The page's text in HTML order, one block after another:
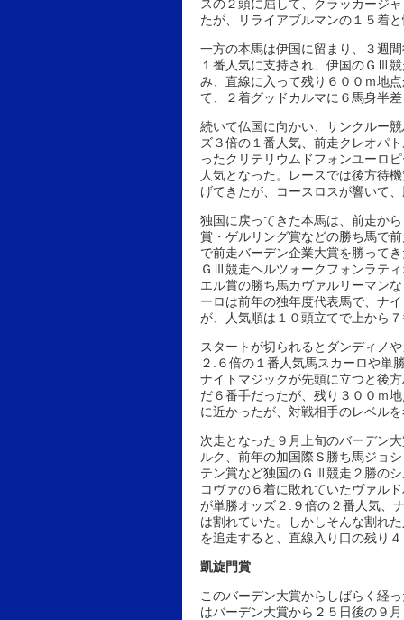
スの２頭に屈して、クラッカージ
たが、リライアブルマンの１５着
一方の本馬は伊国に留まり、３週
１番人気に支持され、伊国のＧⅢ
み、直線に入って残り６００ｍ地
て、２着グッドカルマに６馬身半
続いて仏国に向かい、サンクルー
ズ３倍の１番人気、前走クレオパ
ったクリテリウムドフォンユーロ
人気となった。レースでは後方待
げてきたが、コースロスが響いて
独国に戻ってきた本馬は、前走か
賞・ゲルリング賞などの勝ち馬で
で前走バーデン企業大賞を勝って
ＧⅢ競走ヘルツォークフォンラテ
エル賞の勝ち馬カヴァルリーマン
ーロは前年の独年度代表馬で、ナ
が、人気順は１０頭立てで上から
スタートが切られるとダンディノ
２.６倍の１番人気馬スカーロや単
ナイトマジックが先頭に立つと後
だ６番手だったが、残り３００ｍ
に近かったが、対戦相手のレベル
次走となった９月上旬のバーデン
ルク、前年の加国際Ｓ勝ち馬ジョ
テン賞など独国のＧⅢ競走２勝の
コヴァの６着に敗れていたヴァル
が単勝オッズ２.９倍の２番人気、
は割れていた。しかしそんな割れ
を追走すると、直線入り口の残り
凱旋門賞
このバーデン大賞からしばらく経
はバーデン大賞から２５日後の９